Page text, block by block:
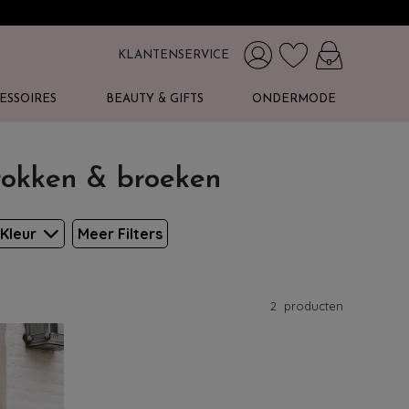
KLANTENSERVICE
BEAUTY & GIFTS ONDERMODE
& broeken
Kleur Meer Filters
2 producten